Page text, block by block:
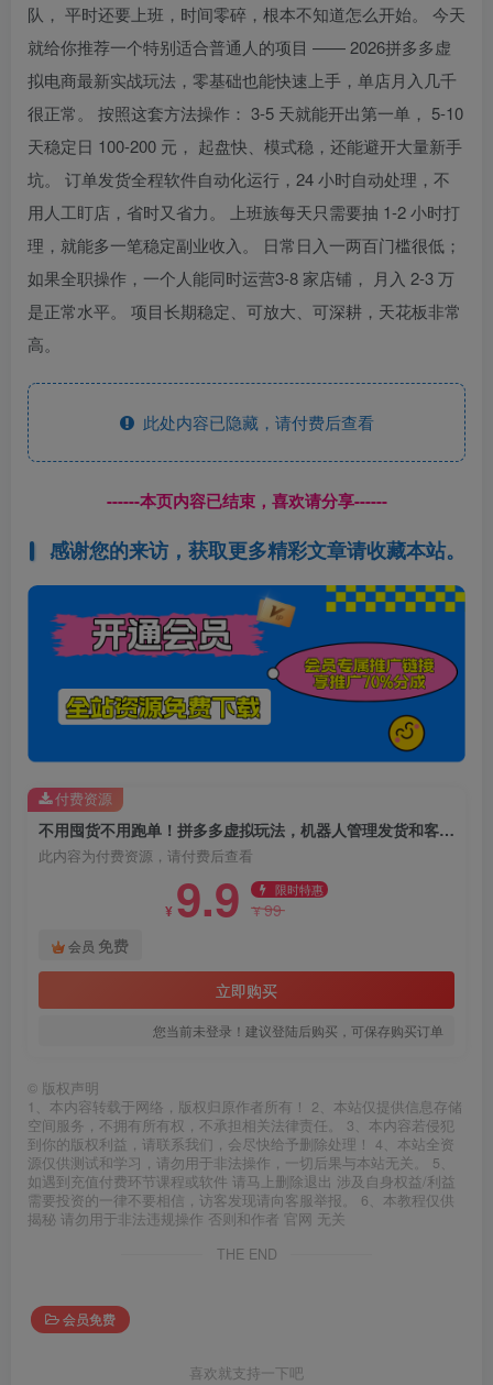
队， 平时还要上班，时间零碎，根本不知道怎么开始。 今天
就给你推荐一个特别适合普通人的项目 —— 2026拼多多虚
拟电商最新实战玩法，零基础也能快速上手，单店月入几千
很正常。 按照这套方法操作： 3-5 天就能开出第一单， 5-10
天稳定日 100-200 元， 起盘快、模式稳，还能避开大量新手
坑。 订单发货全程软件自动化运行，24 小时自动处理，不
用人工盯店，省时又省力。 上班族每天只需要抽 1-2 小时打
理，就能多一笔稳定副业收入。 日常日入一两百门槛很低；
如果全职操作，一个人能同时运营3-8 家店铺， 月入 2-3 万
是正常水平。 项目长期稳定、可放大、可深耕，天花板非常
高。
此处内容已隐藏，请付费后查看
------本页内容已结束，喜欢请分享------
感谢您的来访，获取更多精彩文章请收藏本站。
不用囤货不用跑单！拼多多虚拟玩法，机器人管理发货和客服，帮你月赚 1-5W
此内容为付费资源，请付费后查看
¥ 9.9 限时特惠
¥99
会员 免费
立即购买
您当前未登录！建议登陆后购买，可保存购买订单
付费资源
© 版权声明
1、本内容转载于网络，版权归原作者所有！ 2、本站仅提供信息存储
空间服务，不拥有所有权，不承担相关法律责任。 3、本内容若侵犯
到你的版权利益，请联系我们，会尽快给予删除处理！ 4、本站全资
源仅供测试和学习，请勿用于非法操作，一切后果与本站无关。 5、
如遇到充值付费环节课程或软件 请马上删除退出 涉及自身权益/利益
需要投资的一律不要相信，访客发现请向客服举报。 6、本教程仅供
揭秘 请勿用于非法违规操作 否则和作者 官网 无关
THE END
会员免费
喜欢就支持一下吧